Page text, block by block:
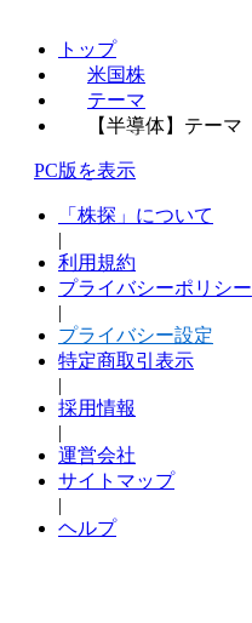
トップ
米国株
テーマ
【半導体】テーマ
PC版を表示
「株探」について
|
利用規約
プライバシーポリシー
|
プライバシー設定
特定商取引表示
|
採用情報
|
運営会社
サイトマップ
|
ヘルプ